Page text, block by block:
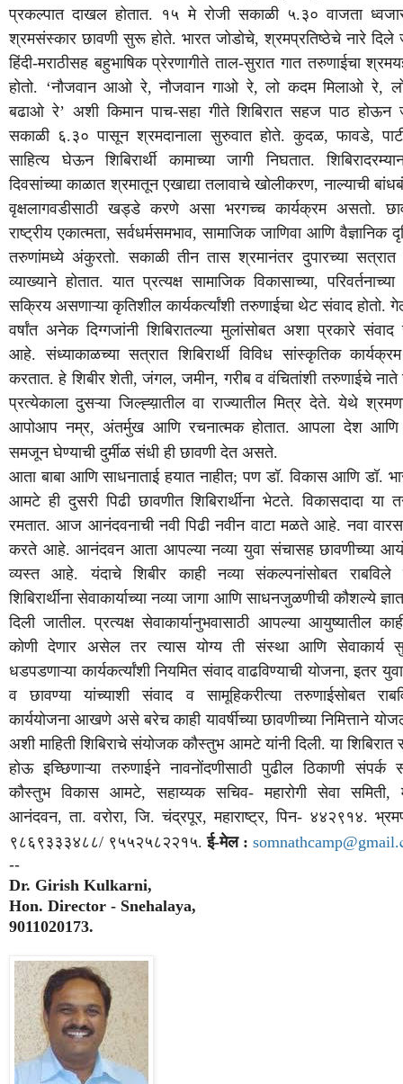
प्रकल्पात दाखल होतात. १५ मे रोजी सकाळी ५.३० वाजता
श्रमसंस्कार छावणी सुरू होते. भारत जोडोचे,श्रमप्रतिष्ठेचे नारे दिले
हिंदी-मराठीसह बहुभाषिक प्रेरणागीते ताल-सुरात गात तरुणाईचा
होतो. ‘नौजवान आओ रे,नौजवान गाओ रे,लो कदम मिलाओ रे,
बढाओ रे’ अशी किमान पाच-सहा गीते शिबिरात सहज पाठ होऊन
सकाळी ६.३० पासून श्रमदानाला सुरुवात होते.कुदळ,फावडे,
साहित्य
घेऊन शिबिरार्थी कामाच्या जागी निघतात.
दिवसांच्या काळात श्रमातून एखाद्या तलावाचे खोलीकरण,नाल्याची
वृक्षलागवडीसाठी खड्डे करणे असा भरगच्च कार्यक्रम असतो.
राष्ट्रीय एकात्मता,सर्वधर्मसमभाव,सामाजिक जाणिवा आणि वैज्ञानिक
तरुणांमध्ये अंकुरतो.सकाळी तीन तास श्रमानंतर दुपारच्या सत्रात
व्याख्याने होतात.यात प्रत्यक्ष सामाजिक विकासाच्या,परिवर्तनाच्या
सक्रिय असणाऱ्या कृतिशील कार्यकर्त्यांशी तरुणाईचा थेट संवाद होतो.
वर्षांत अनेक दिग्गजांनी शिबिरातल्या मुलांसोबत अशा प्रकारे संवाद
आहे.संध्याकाळच्या सत्रात शिबिरार्थी विविध सांस्कृतिक कार्यक्रम
करतात.हे शिबीर शेती,जंगल,जमीन,गरीब व वंचितांशी तरुणाईचे नाते
प्रत्येकाला दुसऱ्या जिल्ह्य़ातील वा राज्यातील मित्र देते.येथे
आपोआप नम्र,अंतर्मुख आणि रचनात्मक होतात.आपला देश आणि
समजून घेण्याची दुर्मीळ संधी ही छावणी देत असते.
आता बाबा आणि साधनाताई हयात नाहीत;पण डॉ.विकास आणि डॉ.
आमटे ही दुसरी पिढी छावणीत शिबिरार्थीना भेटते.विकासदादा या
रमतात.आज आनंदवनाची नवी पिढी नवीन वाटा मळते आहे.नवा
करते आहे.आनंदवन आता आपल्या नव्या युवा संचासह छावणीच्या
व्यस्त
आहे.यंदाचे शिबीर काही नव्या संकल्पनांसोबत
राबविले
शिबिरार्थीना सेवाकार्याच्या नव्या जागा आणि साधनजुळणीची कौशल्ये ज्ञात
दिली जातील.प्रत्यक्ष सेवाकार्यानुभवासाठी आपल्या आयुष्यातील
कोणी देणार असेल तर त्यास योग्य ती संस्था आणि सेवाकार्य
धडपडणाऱ्या कार्यकर्त्यांशी नियमित संवाद वाढविण्याची योजना,इतर युवा
व
छावण्या यांच्याशी संवाद व सामूहिकरीत्या तरुणाईसोबत
कार्ययोजना आखणे असे बरेच काही यावर्षीच्या छावणीच्या निमित्ताने
अशी माहिती शिबिराचे संयोजक कौस्तुभ आमटे यांनी दिली.या शिबिरात
होऊ इच्छिणाऱ्या तरुणाईने नावनोंदणीसाठी पुढील ठिकाणी संपर्क
कौस्तुभ विकास आमटे,सहाय्यक सचिव-महारोगी सेवा समिती,
आनंदवन,ता.वरोरा,जि.चंद्रपूर,महाराष्ट्र,पिन- ४४२९१४.
९८६९३३३४८८/ ९५५२५८२२१५. ई-मेल: somnathcamp@gmail.
--
Dr. Girish Kulkarni,
Hon. Director - Snehalaya,
9011020173.